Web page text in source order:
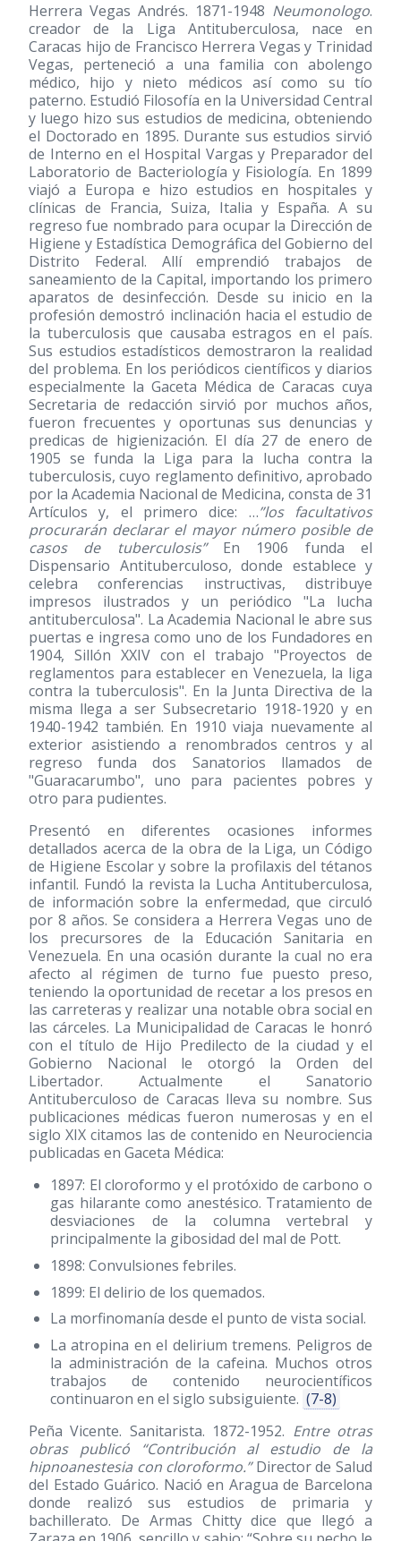
Herrera Vegas Andrés. 1871-1948 Neumonologo.
creador de la Liga Antituberculosa, nace en
Caracas hijo de Francisco Herrera Vegas y Trinidad
Vegas, perteneció a una familia con abolengo
médico, hijo y nieto médicos así como su tío
paterno. Estudió Filosofía en la Universidad Central
y luego hizo sus estudios de medicina, obteniendo
el Doctorado en 1895. Durante sus estudios sirvió
de Interno en el Hospital Vargas y Preparador del
Laboratorio de Bacteriología y Fisiología. En 1899
viajó a Europa e hizo estudios en hospitales y
clínicas de Francia, Suiza, Italia y España. A su
regreso fue nombrado para ocupar la Dirección de
Higiene y Estadística Demográfica del Gobierno del
Distrito Federal. Allí emprendió trabajos de
saneamiento de la Capital, importando los primero
aparatos de desinfección. Desde su inicio en la
profesión demostró inclinación hacia el estudio de
la tuberculosis que causaba estragos en el país.
Sus estudios estadísticos demostraron la realidad
del problema. En los periódicos científicos y diarios
especialmente la Gaceta Médica de Caracas cuya
Secretaria de redacción sirvió por muchos años,
fueron frecuentes y oportunas sus denuncias y
predicas de higienización. El día 27 de enero de
1905 se funda la Liga para la lucha contra la
tuberculosis, cuyo reglamento definitivo, aprobado
por la Academia Nacional de Medicina, consta de 31
Artículos y, el primero dice: …”los facultativos
procurarán declarar el mayor número posible de
casos de tuberculosis”En 1906 funda el
Dispensario Antituberculoso, donde establece y
celebra conferencias instructivas, distribuye
impresos ilustrados y un periódico "La lucha
antituberculosa". La Academia Nacional le abre sus
puertas e ingresa como uno de los Fundadores en
1904, Sillón XXIV con el trabajo "Proyectos de
reglamentos para establecer en Venezuela, la liga
contra la tuberculosis". En la Junta Directiva de la
misma llega a ser Subsecretario 1918-1920 y en
1940-1942 también. En 1910 viaja nuevamente al
exterior asistiendo a renombrados centros y al
regreso funda dos Sanatorios llamados de
"Guaracarumbo", uno para pacientes pobres y
otro para pudientes.
Presentó en diferentes ocasiones informes
detallados acerca de la obra de la Liga, un Código
de Higiene Escolar y sobre la profilaxis del tétanos
infantil. Fundó la revista la Lucha Antituberculosa,
de información sobre la enfermedad, que circuló
por 8 años. Se considera a Herrera Vegas uno de
los precursores de la Educación Sanitaria en
Venezuela. En una ocasión durante la cual no era
afecto al régimen de turno fue puesto preso,
teniendo la oportunidad de recetar a los presos en
las carreteras y realizar una notable obra social en
las cárceles. La Municipalidad de Caracas le honró
con el título de Hijo Predilecto de la ciudad y el
Gobierno Nacional le otorgó la Orden del
Libertador. Actualmente el Sanatorio
Antituberculoso de Caracas lleva su nombre. Sus
publicaciones médicas fueron numerosas y en el
siglo XIX citamos las de contenido en Neurociencia
publicadas en Gaceta Médica:
1897: El cloroformo y el protóxido de carbono o
gas hilarante como anestésico. Tratamiento de
desviaciones de la columna vertebral y
principalmente la gibosidad del mal de Pott.
1898: Convulsiones febriles.
1899: El delirio de los quemados.
La morfinomanía desde el punto de vista social.
La atropina en el delirium tremens. Peligros de
la administración de la cafeina. Muchos otros
trabajos de contenido neurocientíficos
continuaron en el siglo subsiguiente. (7-8)
Peña Vicente. Sanitarista. 1872-1952. Entre otras
obras publicó “Contribución al estudio de la
hipnoanestesia con cloroformo.”Director de Salud
del Estado Guárico. Nació en Aragua de Barcelona
donde realizó sus estudios de primaria y
bachillerato. De Armas Chitty dice que llegó a